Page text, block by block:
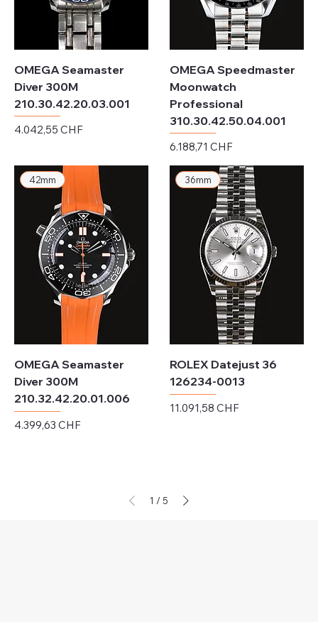
OMEGA Seamaster
Diver 300M
210.30.42.20.03.001
Preis
4.042,55 CHF
OMEGA Speedmaster
Moonwatch
Professional
310.30.42.50.04.001
Preis
6.188,71 CHF
42mm
OMEGA Seamaster
Diver 300M
210.32.42.20.01.006
Preis
4.399,63 CHF
36mm
ROLEX Datejust 36
126234-0013
Preis
11.091,58 CHF
1 / 5